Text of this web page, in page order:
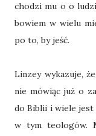
chodzi mu o o
bowiem w wielu
po to, by jeść.
Linzey wykazuje,
nie mówiąc już o
do Biblii i wiele
w tym teologów.